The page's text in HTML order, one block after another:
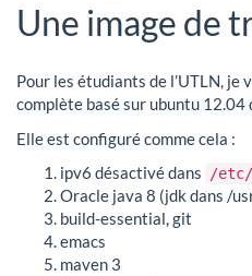
Une image de
Pour les étudiants de l’UTLN, je
complète basé sur ubuntu 12.04
Elle est configuré comme cela :
ipv6 désactivé dans /
Oracle java 8 (jdk dans /
build-essential, git
emacs
maven 3